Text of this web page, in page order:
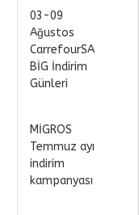
03-09
Ağustos
CarrefourSA
BİG İndirim
Günleri
MİGROS
Temmuz ayı
indirim
kampanyası